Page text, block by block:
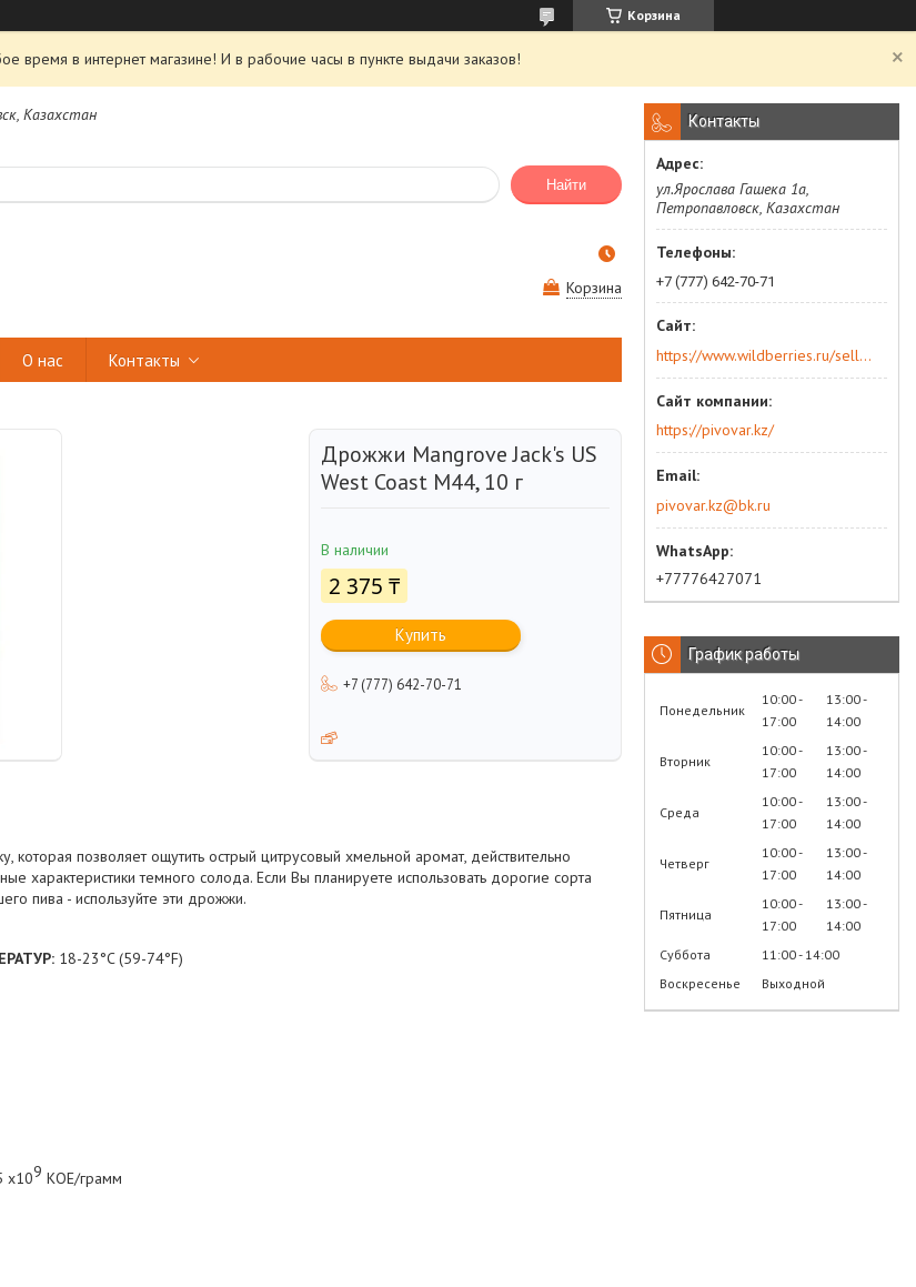
Корзина
время в интернет магазине! И в рабочие часы в пункте выдачи заказов!
Казахстан
Найти
Корзина
О нас Контакты
Дрожжи Mangrove Jack's US
West Coast M44, 10 г
В наличии
2 375 ₸
Купить
+7 (777) 642-70-71
которая позволяет ощутить острый цитрусовый хмельной аромат, действительно
характеристики темного солода. Если Вы планируете использовать дорогие сорта
пива - используйте эти дрожжи.
18-23°C (59-74°F)
x109 КОЕ/грамм
Контакты
ул.Ярослава Гашека 1а,
Петропавловск, Казахстан
+7 (777) 642-70-71
https://www.wildberries.ru/seller/250044277
https://pivovar.kz/
pivovar.kz@bk.ru
+77776427071
График работы
Понедельник
10:00
17:00
13:00
14:00
Вторник
10:00
17:00
13:00
14:00
Среда
10:00
17:00
13:00
14:00
Четверг
10:00
17:00
13:00
14:00
Пятница
10:00
17:00
13:00
14:00
Суббота
11:00 14:00
Воскресенье
Выходной